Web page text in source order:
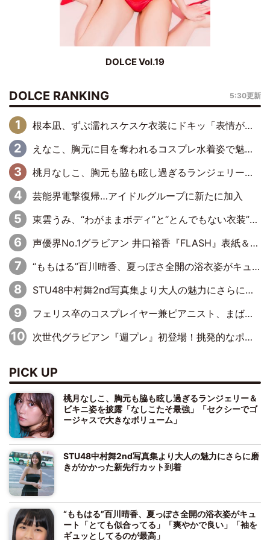
DOLCE Vol.19
DOLCE RANKING 5:30更新
根本凪、ずぶ濡れスケスケ衣装にドキッ「表情が良過ぎる」「ねもちゃんの眼差しにドキドキが止まらない」
えなこ、胸元に目を奪われるコスプレ水着姿で魅了「群を抜く美しさと華やかさ」「えなこりんの千咲は破壊力がスゴい」
桃月なしこ、胸元も脇も眩し過ぎるランジェリー＆ビキニ姿を披露「なしこたそ最強」「セクシーでゴージャスで大きなボリューム」
芸能界電撃復帰…アイドルグループに新たに加入
東雲うみ、“わがままボディ”と“とんでもない衣装”で誘惑「パーフェクトなスタイル」「くびれがステキ」「やみつきになるボディ」
声優界No.1グラビアン 井口裕香『FLASH』表紙＆巻頭を飾る
“ももはる”百川晴香、夏っぽさ全開の浴衣姿がキュート「とても似合ってる」「爽やかで良い」「袖をギュッとしてるのが最高」
STU48中村舞2nd写真集より大人の魅力にさらに磨きがかかった新先行カット到着
フェリス卒のコスプレイヤー兼ピアニスト、まばゆいばかりのグラビアショット
次世代グラビアン『週プレ』初登場！挑発的なポージングで魅了
PICK UP
桃月なしこ、胸元も脇も眩し過ぎるランジェリー＆
ビキニ姿を披露「なしこたそ最強」「セクシーでゴ
ージャスで大きなボリューム」
STU48中村舞2nd写真集より大人の魅力にさらに磨
きがかかった新先行カット到着
“ももはる”百川晴香、夏っぽさ全開の浴衣姿がキュ
ート「とても似合ってる」「爽やかで良い」「袖を
ギュッとしてるのが最高」